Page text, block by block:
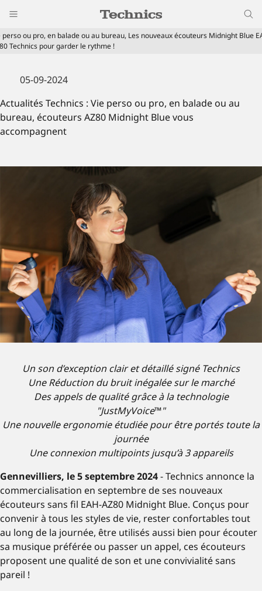
perso ou pro, en balade ou au bureau, Les nouveaux écouteurs Midnight Blue
Technics pour garder le rythme !
05-09-2024
Actualités Technics : Vie perso ou pro, en balade ou au
bureau, écouteurs AZ80 Midnight Blue vous
accompagnent
Un son d’exception clair et détaillé signé Technics
Une Réduction du bruit inégalée sur le marché
Des appels de qualité grâce à la technologie
"JustMyVoice™"
Une nouvelle ergonomie étudiée pour être portés toute la
journée
Une connexion multipoints jusqu’à 3 appareils
Gennevilliers, le 5 septembre 2024- Technics annonce la
commercialisation en septembre de ses nouveaux
écouteurs sans fil EAH-AZ80 Midnight Blue. Conçus pour
convenir à tous les styles de vie, rester confortables tout
au long de la journée, être utilisés aussi bien pour écouter
sa musique préférée ou passer un appel, ces écouteurs
proposent une qualité de son et une convivialité sans
pareil !